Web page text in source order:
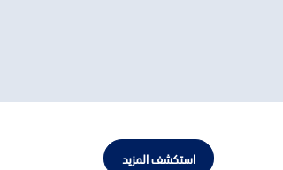
استكشف المزيد